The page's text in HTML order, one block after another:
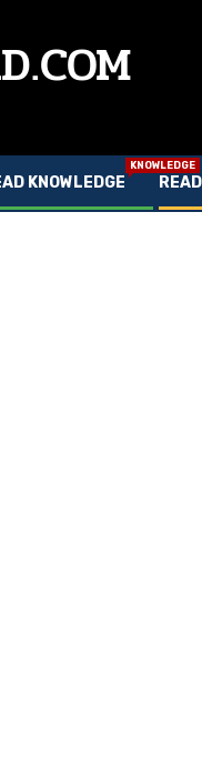
KNOWLEDGE
KNOWLEDGE